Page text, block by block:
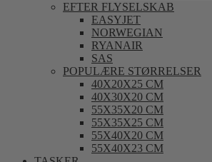
EFTER FLYSELSKAB
EASYJET
NORWEGIAN
RYANAIR
SAS
POPULÆRE STØRRELSER
40X20X25 CM
40X30X20 CM
55X35X20 CM
55X35X25 CM
55X40X20 CM
55X40X23 CM